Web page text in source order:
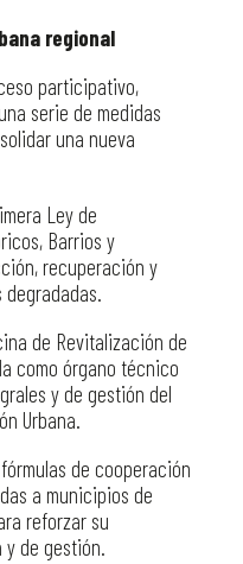
regional
participativo,
serie de medidas
una nueva
Ley de
Barrios y
recuperación y
Revitalización de
como órgano técnico
y de gestión del
Urbana.
de cooperación
a municipios de
reforzar su
de gestión.